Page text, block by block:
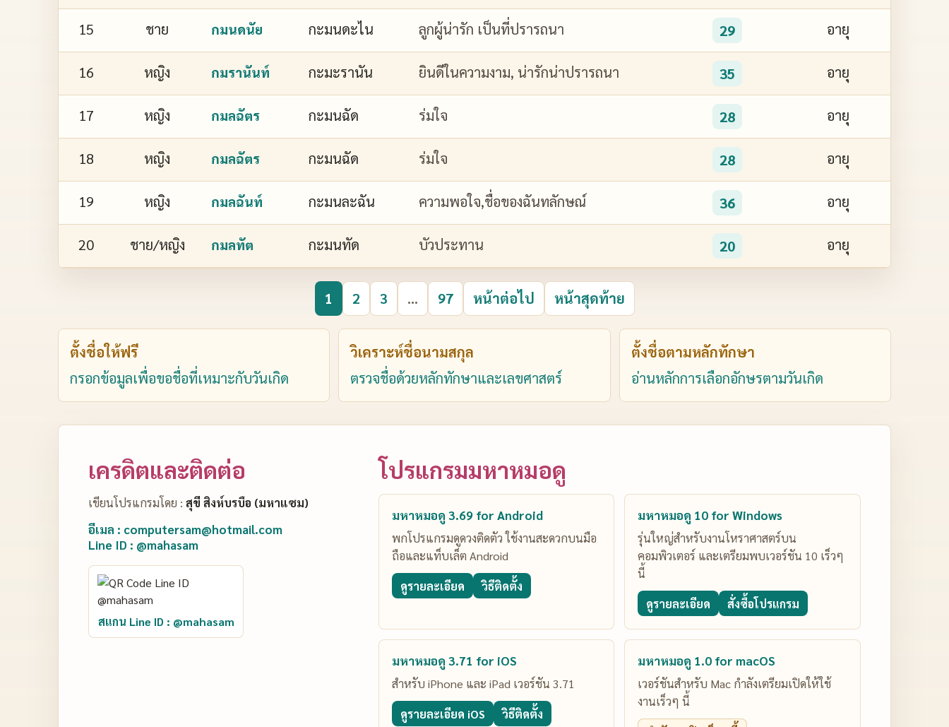
15 ชาย กมนดนัย กะมนดะไน ลูกผู้น่ารัก เป็นที่ปรารถนา 29 อายุ
16 หญิง กมรานันท์ กะมะรานัน ยินดีในความงาม, น่ารักน่าปรารถนา 35 อายุ
17 หญิง กมลฉัตร กะมนฉัด ร่มใจ 28 อายุ
18 หญิง กมลฉัตร กะมนฉัด ร่มใจ 28 อายุ
19 หญิง กมลฉันท์ กะมนละฉัน ความพอใจ,ชื่อของฉันทลักษณ์ 36 อายุ
20 ชาย/หญิง กมลทัต กะมนทัด บัวประทาน 20 อายุ
1 2 3 ... 97 หน้าต่อไป หน้าสุดท้าย
ตั้งชื่อให้ฟรี
กรอกข้อมูลเพื่อขอชื่อที่เหมาะกับวันเกิด
วิเคราะห์ชื่อนามสกุล
ตรวจชื่อด้วยหลักทักษาและเลขศาสตร์
ตั้งชื่อตามหลักทักษา
อ่านหลักการเลือกอักษรตามวันเกิด
เครดิตและติดต่อ
เขียนโปรแกรมโดย : สุขี สิงห์บรบือ (มหาแซม)
อีเมล : computersam@hotmail.com
Line ID : @mahasam
สแกน Line ID : @mahasam
โปรแกรมมหาหมอดู
มหาหมอดู 3.69 for Android
พกโปรแกรมดูดวงติดตัว ใช้งานสะดวกบนมือ
ถือและแท็บเล็ต Android
ดูรายละเอียด วิธีติดตั้ง
มหาหมอดู 10 for Windows
รุ่นใหญ่สำหรับงานโหราศาสตร์บน
คอมพิวเตอร์ และเตรียมพบเวอร์ชัน 10 เร็วๆ
นี้
ดูรายละเอียด สั่งซื้อโปรแกรม
มหาหมอดู 3.71 for iOS
สำหรับ iPhone และ iPad เวอร์ชัน 3.71
ดูรายละเอียด iOS วิธีติดตั้ง
มหาหมอดู 1.0 for macOS
เวอร์ชันสำหรับ Mac กำลังเตรียมเปิดให้ใช้
งานเร็วๆ นี้